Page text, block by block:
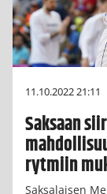
11.10.2022 21:11
Saksaan
rytmiin
Saksalaisen